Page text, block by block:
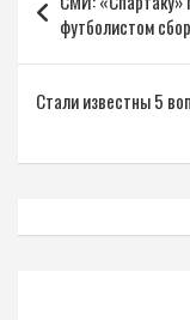
по
записям
футболистом
Стали известны 5